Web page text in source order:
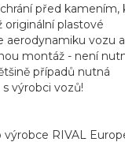
před kamením,
originální plastové
aerodynamiku vozu
montáž - není
případů nutná
výrobci vozů!
RIVAL